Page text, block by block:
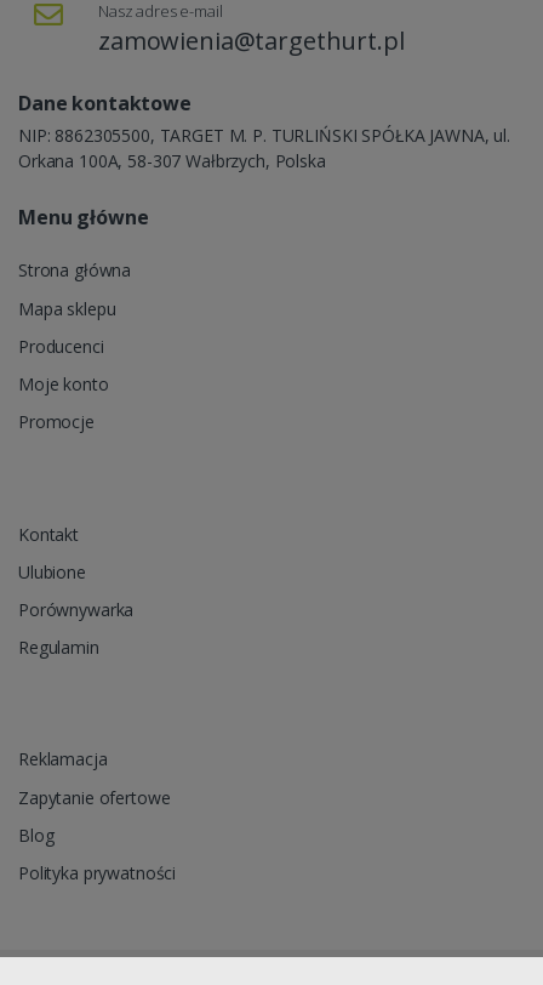
Nasz adres e-mail
zamowienia@targethurt.pl
Dane kontaktowe
NIP: 8862305500, TARGET M. P. TURLIŃSKI SPÓŁKA JAWNA, ul.
Orkana 100A, 58-307 Wałbrzych, Polska
Menu główne
Strona główna
Mapa sklepu
Producenci
Moje konto
Promocje
Kontakt
Ulubione
Porównywarka
Regulamin
Reklamacja
Zapytanie ofertowe
Blog
Polityka prywatności